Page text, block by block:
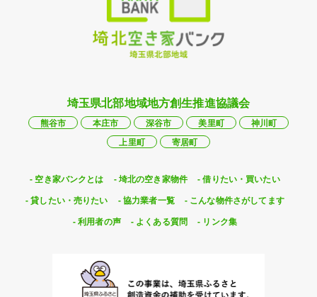
埼玉県北部地域地方創生推進協議会
熊谷市 本庄市 深谷市 美里町
神川町
上里町
寄居町
空き家バンクとは 埼北の空き家物件
借りたい・買いたい
貸したい・売りたい
協力業者一覧
こんな物件さがしてます
利用者の声
よくある質問 リンク集